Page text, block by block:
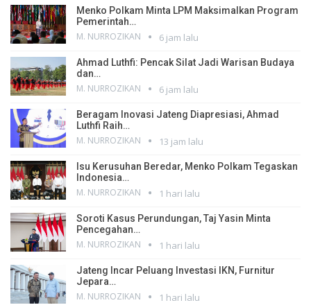
Menko Polkam Minta LPM Maksimalkan Program
Pemerintah…
M. NURROZIKAN 6 jam lalu
Ahmad Luthfi: Pencak Silat Jadi Warisan Budaya
dan…
M. NURROZIKAN 6 jam lalu
Beragam Inovasi Jateng Diapresiasi, Ahmad
Luthfi Raih…
M. NURROZIKAN 13 jam lalu
Isu Kerusuhan Beredar, Menko Polkam Tegaskan
Indonesia…
M. NURROZIKAN 1 hari lalu
Soroti Kasus Perundungan, Taj Yasin Minta
Pencegahan…
M. NURROZIKAN 1 hari lalu
Jateng Incar Peluang Investasi IKN, Furnitur
Jepara…
M. NURROZIKAN 1 hari lalu